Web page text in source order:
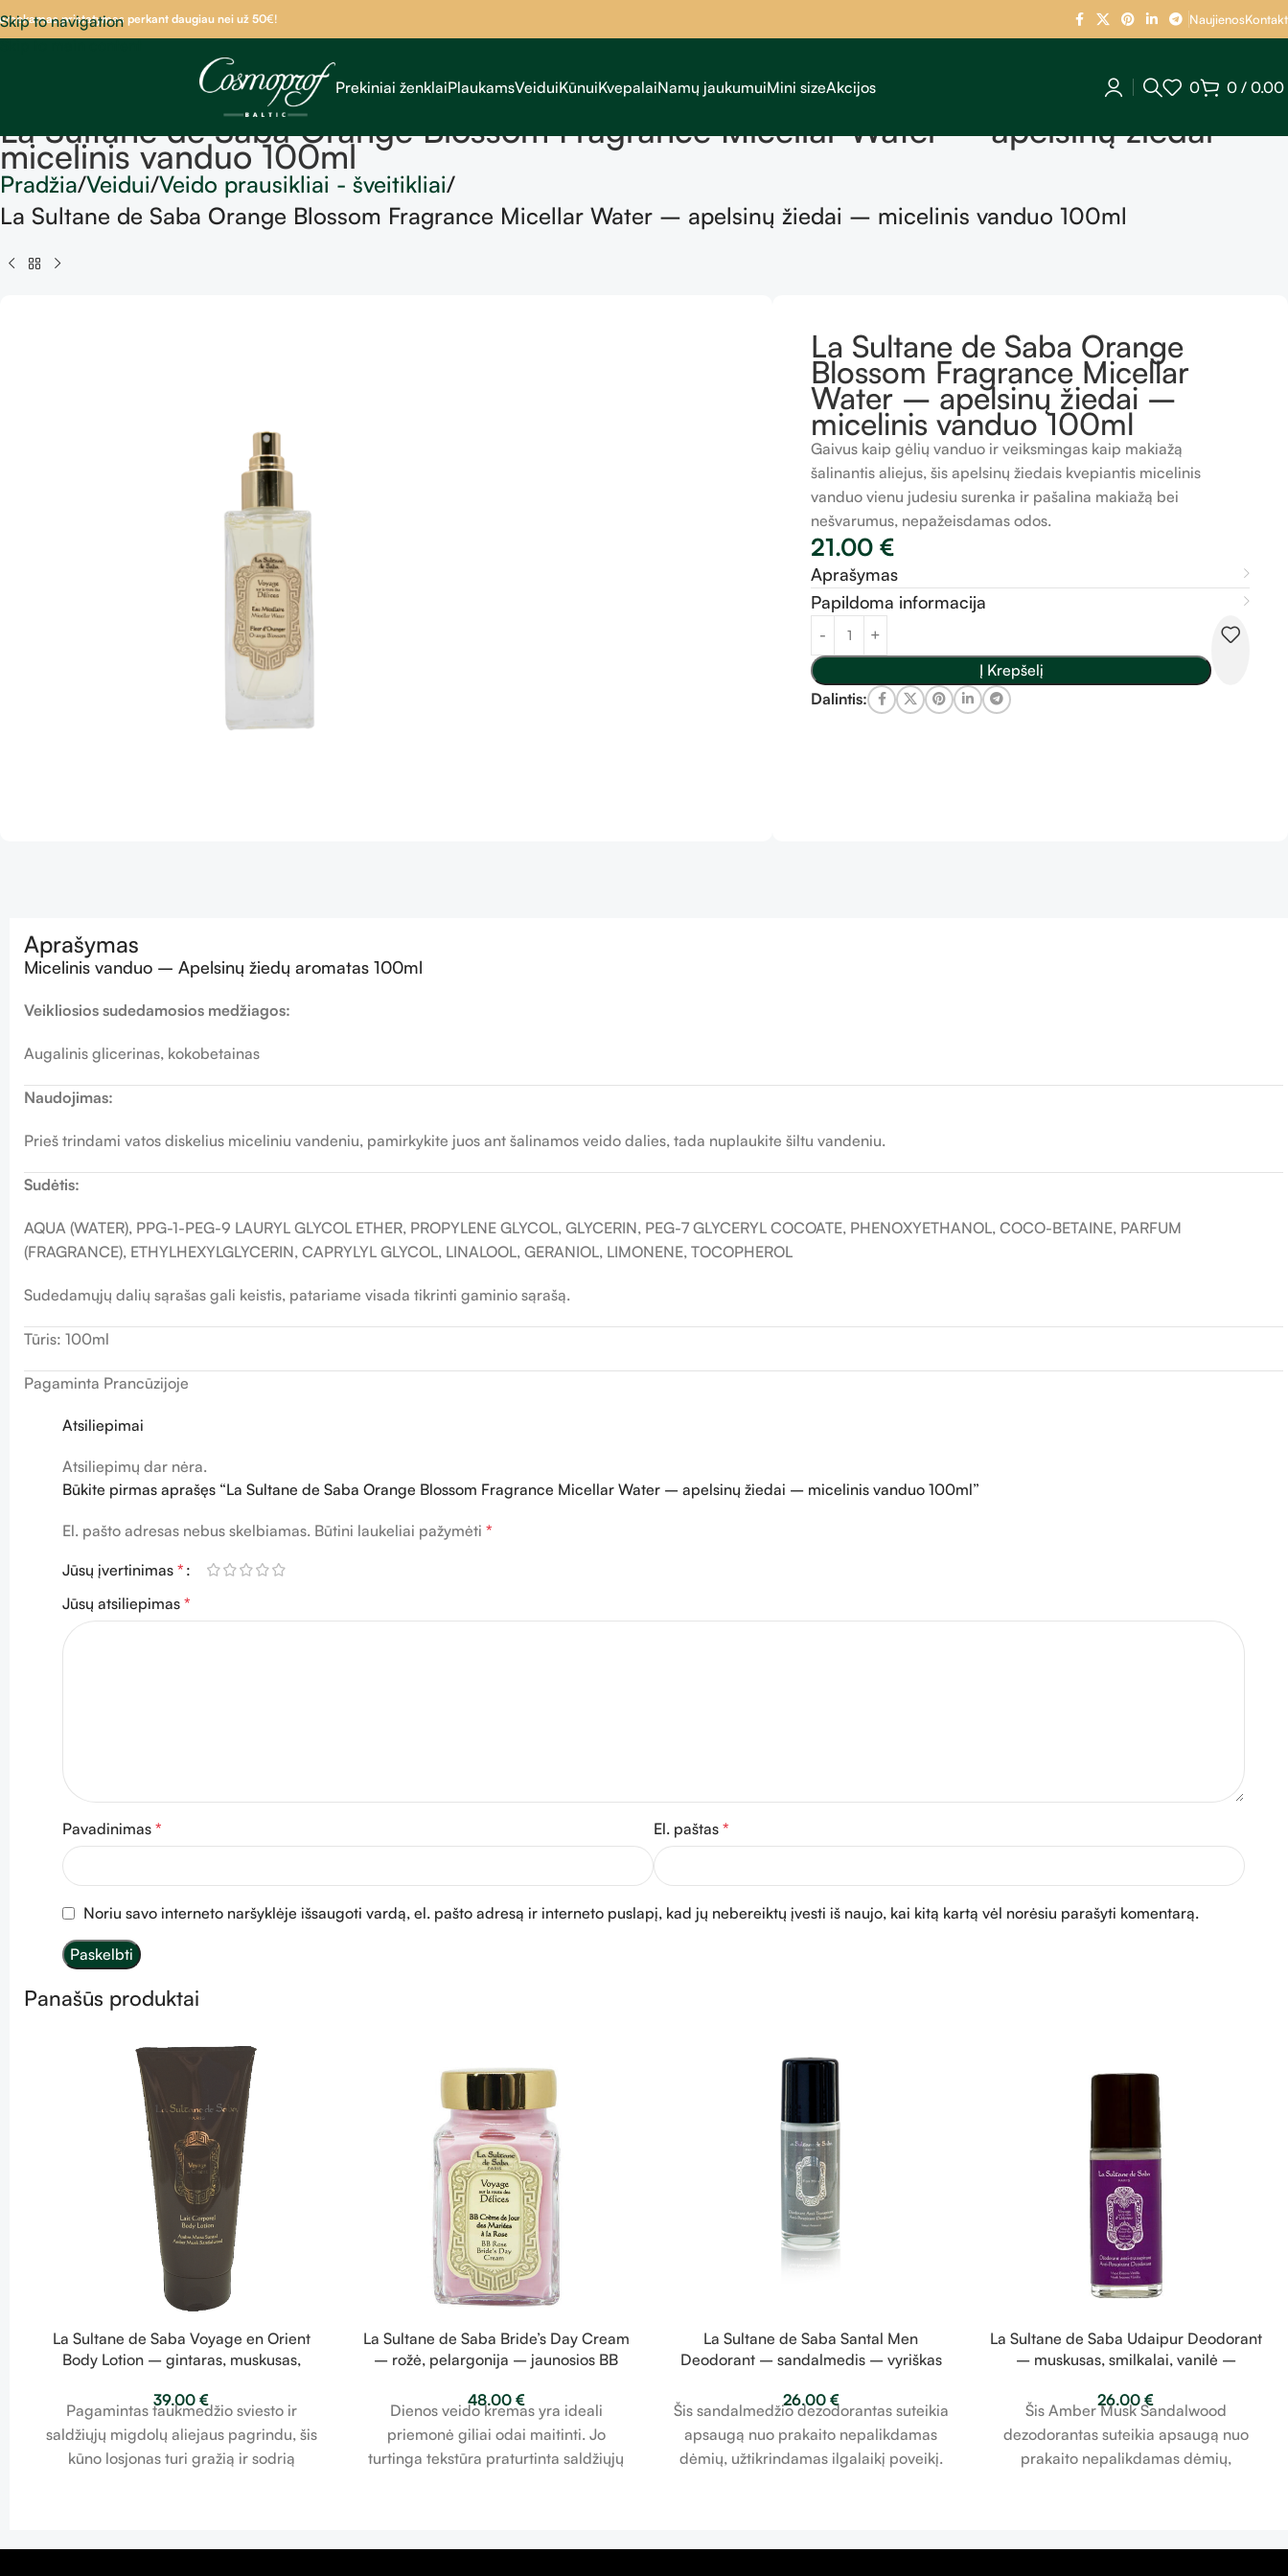
Skip to navigationpristatymas perkant daugiau nei už 50€! Naujienos
Prekiniai ženklaiPlaukamsVeiduiKūnuiKvepalaiNamų jaukumuiMini sizeAkcijos 0 0 / 0.00
La Sultane de Saba Orange Blossom Fragrance Micellar Water – apelsinų žiedai –
micelinis vanduo 100ml
Pradžia Veidui Veido prausikliai - šveitikliai
La Sultane de Saba Orange Blossom Fragrance Micellar Water – apelsinų žiedai – micelinis vanduo 100ml
La Sultane de Saba Orange
Blossom Fragrance Micellar
Water – apelsinų žiedai –
micelinis vanduo 100ml
Gaivus kaip gėlių vanduo ir veiksmingas kaip makiažą
šalinantis aliejus, šis apelsinų žiedais kvepiantis micelinis
vanduo vienu judesiu surenka ir pašalina makiažą bei
nešvarumus, nepažeisdamas odos.
21.00€
Aprašymas
Papildoma informacija
Į Krepšelį
Dalintis:
Aprašymas
Micelinis vanduo – Apelsinų žiedų aromatas 100ml
Veikliosios sudedamosios medžiagos:
Augalinis glicerinas, kokobetainas
Naudojimas:
Prieš trindami vatos diskelius miceliniu vandeniu, pamirkykite juos ant šalinamos veido dalies, tada nuplaukite šiltu vandeniu.
Sudėtis:
AQUA (WATER), PPG-1-PEG-9 LAURYL GLYCOL ETHER, PROPYLENE GLYCOL, GLYCERIN, PEG-7 GLYCERYL COCOATE, PHENOXYETHANOL, COCO-BETAINE, PARFUM
(FRAGRANCE), ETHYLHEXYLGLYCERIN, CAPRYLYL GLYCOL, LINALOOL, GERANIOL, LIMONENE, TOCOPHEROL
Sudedamųjų dalių sąrašas gali keistis, patariame visada tikrinti gaminio sąrašą.
Tūris: 100ml
Pagaminta Prancūzijoje
Atsiliepimai
Atsiliepimų dar nėra.
Būkite pirmas aprašęs “La Sultane de Saba Orange Blossom Fragrance Micellar Water – apelsinų žiedai – micelinis vanduo 100ml”
El. pašto adresas nebus skelbiamas. Būtini laukeliai pažymėti *
Jūsų įvertinimas *
Jūsų atsiliepimas *
Pavadinimas * El. paštas *
Noriu savo interneto naršyklėje išsaugoti vardą, el. pašto adresą ir interneto puslapį, kad jų nebereiktų įvesti iš naujo, kai kitą kartą vėl norėsiu parašyti komentarą.
Panašūs produktai
La Sultane de Saba Voyage en Orient
Body Lotion – gintaras, muskusas,
39.00€
Pagamintas taukmedžio sviesto ir
saldžiųjų migdolų aliejaus pagrindu, šis
kūno losjonas turi gražią ir sodrią
sluoksnių hidratacija
La Sultane de Saba Bride’s Day Cream
– rožė, pelargonija – jaunosios BB
48.00 €
Dienos veido kremas yra ideali
priemonė giliai odai maitinti. Jo
turtinga tekstūra praturtinta saldžiųjų
padengti veido odos trūkumus, išlyginti
La Sultane de Saba Santal Men
Deodorant – sandalmedis – vyriškas
26.00 €
Šis sandalmedžio dezodorantas suteikia
apsaugą nuo prakaito nepalikdamas
dėmių, užtikrindamas ilgalaikį poveikį.
La Sultane de Saba Udaipur Deodorant
– muskusas, smilkalai, vanilė –
26.00€
Šis Amber Musk Sandalwood
dezodorantas suteikia apsaugą nuo
prakaito nepalikdamas dėmių,